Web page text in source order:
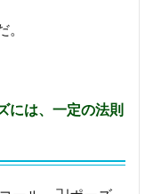
には、一定の法則